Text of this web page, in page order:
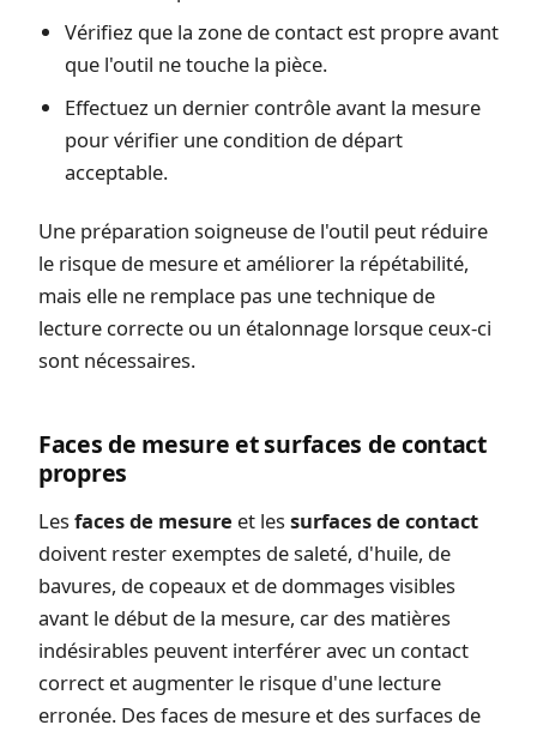
Vérifiez que la zone de contact est propre avant
que l'outil ne touche la pièce.
Effectuez un dernier contrôle avant la mesure
pour vérifier une condition de départ
acceptable.
Une préparation soigneuse de l'outil peut réduire
le risque de mesure et améliorer la répétabilité,
mais elle ne remplace pas une technique de
lecture correcte ou un étalonnage lorsque ceux-ci
sont nécessaires.
Faces de mesure et surfaces de contact
propres
Lesfaces de mesure et lessurfaces de contact
doivent rester exemptes de saleté, d'huile, de
bavures, de copeaux et de dommages visibles
avant le début de la mesure, car des matières
indésirables peuvent interférer avec un contact
correct et augmenter le risque d'une lecture
erronée. Des faces de mesure et des surfaces de